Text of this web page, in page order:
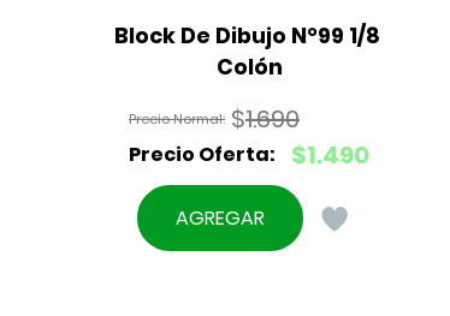
Block De Dibujo N°99 1/8
Colón
$1.690
El
precio
original
$1.490
El
precio
actual
AGREGAR